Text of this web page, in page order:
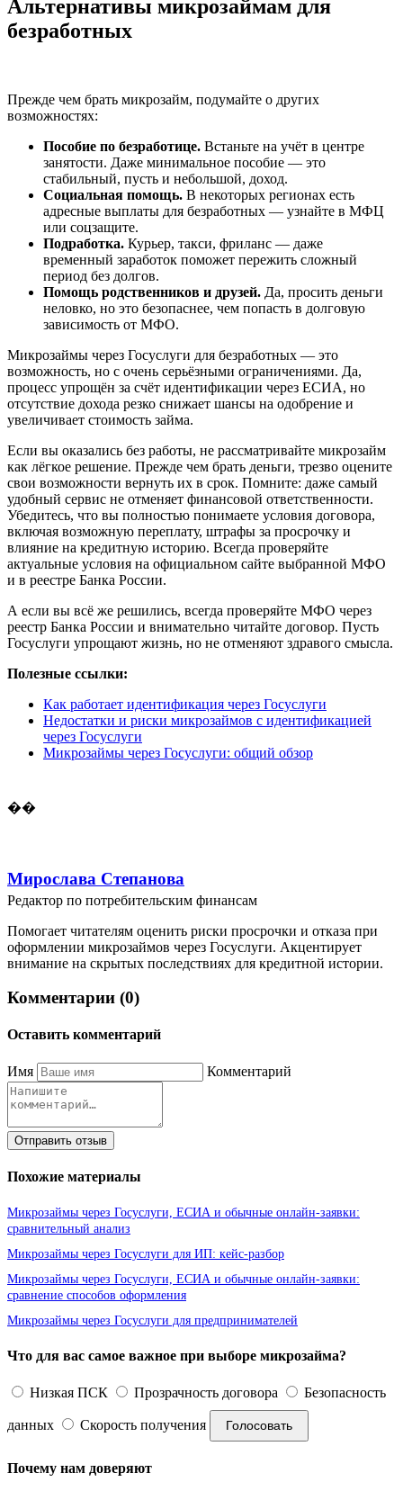
Альтернативы микрозаймам для
безработных
Прежде чем брать микрозайм, подумайте о других
возможностях:
Пособие по безработице. Встаньте на учёт в центре
занятости. Даже минимальное пособие — это
стабильный, пусть и небольшой, доход.
Социальная помощь. В некоторых регионах есть
адресные выплаты для безработных — узнайте в МФЦ
или соцзащите.
Подработка. Курьер, такси, фриланс — даже
временный заработок поможет пережить сложный
период без долгов.
Помощь родственников и друзей. Да, просить деньги
неловко, но это безопаснее, чем попасть в долговую
зависимость от МФО.
Микрозаймы через Госуслуги для безработных — это
возможность, но с очень серьёзными ограничениями. Да,
процесс упрощён за счёт идентификации через ЕСИА, но
отсутствие дохода резко снижает шансы на одобрение и
увеличивает стоимость займа.
Если вы оказались без работы, не рассматривайте микрозайм
как лёгкое решение. Прежде чем брать деньги, трезво оцените
свои возможности вернуть их в срок. Помните: даже самый
удобный сервис не отменяет финансовой ответственности.
Убедитесь, что вы полностью понимаете условия договора,
включая возможную переплату, штрафы за просрочку и
влияние на кредитную историю. Всегда проверяйте
актуальные условия на официальном сайте выбранной МФО
и в реестре Банка России.
А если вы всё же решились, всегда проверяйте МФО через
реестр Банка России и внимательно читайте договор. Пусть
Госуслуги упрощают жизнь, но не отменяют здравого смысла.
Полезные ссылки:
Как работает идентификация через Госуслуги
Недостатки и риски микрозаймов с идентификацией
через Госуслуги
Микрозаймы через Госуслуги: общий обзор
��
Мирослава Степанова
Редактор по потребительским финансам
Помогает читателям оценить риски просрочки и отказа при
оформлении микрозаймов через Госуслуги. Акцентирует
внимание на скрытых последствиях для кредитной истории.
Комментарии (0)
Оставить комментарий
Имя Комментарий
Отправить отзыв
Похожие материалы
Микрозаймы через Госуслуги, ЕСИА и обычные онлайн-заявки:
сравнительный анализ
Микрозаймы через Госуслуги для ИП: кейс-разбор
Микрозаймы через Госуслуги, ЕСИА и обычные онлайн-заявки:
сравнение способов оформления
Микрозаймы через Госуслуги для предпринимателей
Что для вас самое важное при выборе микрозайма?
Низкая ПСК Прозрачность договора Безопасность
данных Скорость получения Голосовать
Почему нам доверяют